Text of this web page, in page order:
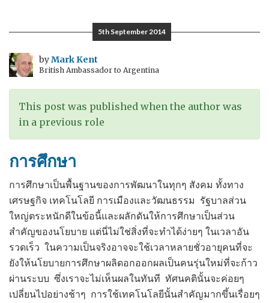
Action
on
Climate
Change
–
ความ
ระดับ
โลก
ด้าน
การ
เปลี่ยนแปลง
ภูมิ
อากาศ
5th September 2014
byMark Kent
British Ambassador to Argentina
This post was published when the author was
in a previous role
การศึกษา
การศึกษาเป็นพื้นฐานของการพัฒนาในทุกๆ สังคม ทั้งทาง
เศรษฐกิจ เทคโนโลยี การเมืองและวัฒนธรรม รัฐบาลส่วน
ใหญ่ตระหนักดีในข้อนี้และผลักดันให้การศึกษาเป็นส่วน
สำคัญของนโยบาย แต่นี่ไม่ใช่สิ่งที่จะทำได้ง่ายๆ ในเวลาอัน
รวดเร็ว ในความเป็นจริงอาจจะใช้เวลาหลายชั่วอายุคนที่จะ
ยังให้นโยบายการศึกษาผลิดอกออกผลเป็นคนรุ่นใหม่ที่จะก้าว
ผ่านระบบ ซึ่งเราจะไม่เห็นผลในทันที ทัศนคตินั้นจะค่อยๆ
เปลี่ยนไปอย่างช้าๆ การใช้เทคโนโลยีนั้นสำคัญมากขึ้นเรื่อยๆ